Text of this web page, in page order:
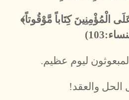
الْمُؤْمِنِينَ كِتَاباً مَّوْقُوتاً﴾
لمبعوثون ليوم عظيم.
الحل والعقد!